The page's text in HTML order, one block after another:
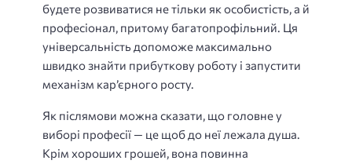
будете розвиватися не тільки як особистість, а й
професіонал, притому багатопрофільний. Ця
універсальність допоможе максимально
швидко знайти прибуткову роботу і запустити
механізм кар’єрного росту.
Як післямови можна сказати, що головне у
виборі професії — це щоб до неї лежала душа.
Крім хороших грошей, вона повинна